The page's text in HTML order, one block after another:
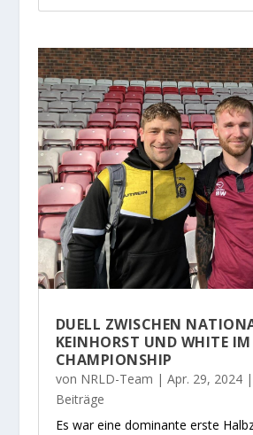
DUELL ZWISCHEN
KEINHORST UND WHITE IM
CHAMPIONSHIP
von NRLD-Team | Apr. 29, 2024|
Beiträge
Es war eine dominante erste